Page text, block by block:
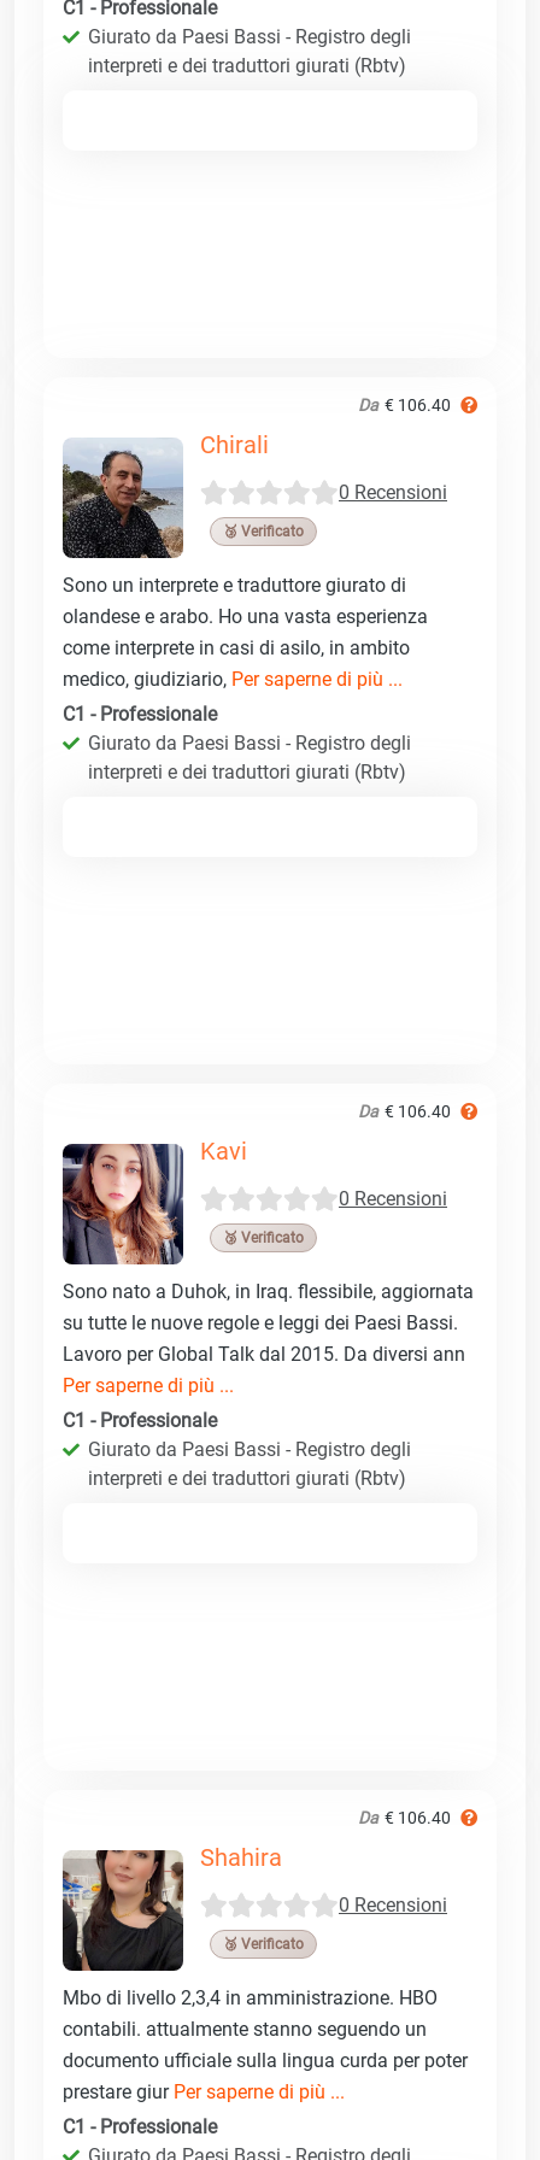
C1 - Professionale
Giurato da Paesi Bassi - Registro degli
interpreti e dei traduttori giurati (Rbtv)
Da € 106.40
Chirali
0 Recensioni
🥉 Verificato
Sono un interprete e traduttore giurato di
olandese e arabo. Ho una vasta esperienza
come interprete in casi di asilo, in ambito
medico, giudiziario, Per saperne di più ...
C1 - Professionale
Giurato da Paesi Bassi - Registro degli
interpreti e dei traduttori giurati (Rbtv)
Da € 106.40
Kavi
0 Recensioni
🥉 Verificato
Sono nato a Duhok, in Iraq. flessibile, aggiornata
su tutte le nuove regole e leggi dei Paesi Bassi.
Lavoro per Global Talk dal 2015. Da diversi ann
Per saperne di più ...
C1 - Professionale
Giurato da Paesi Bassi - Registro degli
interpreti e dei traduttori giurati (Rbtv)
Da € 106.40
Shahira
0 Recensioni
🥉 Verificato
Mbo di livello 2,3,4 in amministrazione. HBO
contabili. attualmente stanno seguendo un
documento ufficiale sulla lingua curda per poter
prestare giur Per saperne di più ...
C1 - Professionale